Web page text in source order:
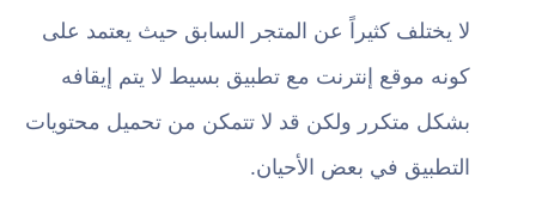
لا يختلف كثيراً عن المتجر السابق حيث يعتمد على
كونه موقع إنترنت مع تطبيق بسيط لا يتم إيقافه
بشكل متكرر ولكن قد لا تتمكن من تحميل محتويات
التطبيق في بعض الأحيان.